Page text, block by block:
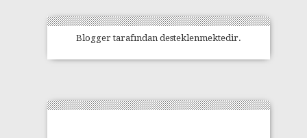
Bloggertarafından desteklenmektedir.